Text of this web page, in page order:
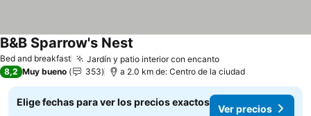
Bed and breakfast Jardín y patio interior con encanto
B&B Sparrow's Nest
8,2 Muy bueno 353 a 2.0 km de: Centro de la ciudad
Elige fechas para ver los precios exactos
Ver precios